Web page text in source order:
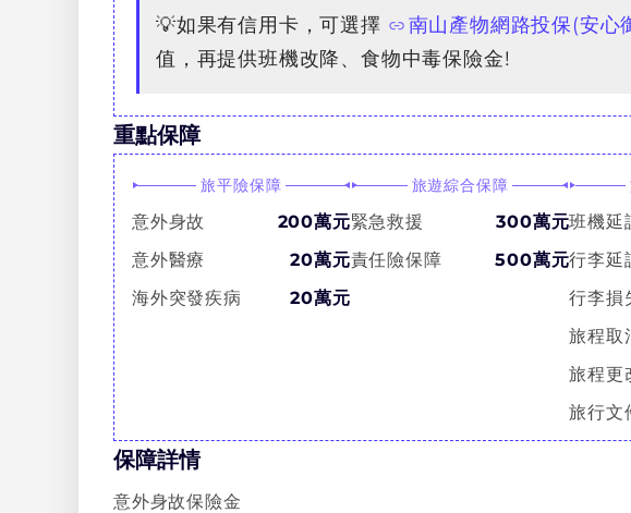
💡如果有信用卡，可選擇 南山產物網路投保(安心
值，再提供班機改降、食物中毒保險金!
重點保障
旅平險保障
意外身故
200萬元
意外醫療
20萬元
海外突發疾病
20萬元
旅遊綜合保障
緊急救援
300萬元
責任險保障
500萬元
班機延
行李延
行李損
旅程取
旅程更
旅行文
保障詳情
意外身故保險金